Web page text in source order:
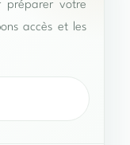
préparer votre
accès et les